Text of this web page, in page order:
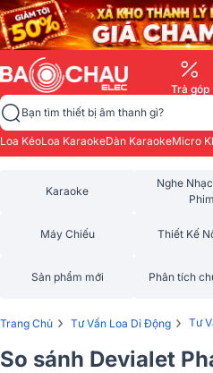
Trả góp
Bạn tìm thiết bị âm thanh gì?
Loa KéoLoa KaraokeDàn KaraokeMicro
Karaoke
Nghe
Phim
Máy Chiếu Thiết Kế
Sản phẩm mới Phân tích
Trang Chủ › Tư Vấn Loa Di Động › Tư
So sánh Devialet